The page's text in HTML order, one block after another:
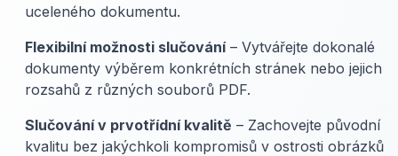
uceleného dokumentu.
Flexibilní možnosti slučování– Vytvářejte dokonalé
dokumenty výběrem konkrétních stránek nebo jejich
rozsahů z různých souborů PDF.
Slučování v prvotřídní kvalitě – Zachovejte původní
kvalitu bez jakýchkoli kompromisů v ostrosti obrázků